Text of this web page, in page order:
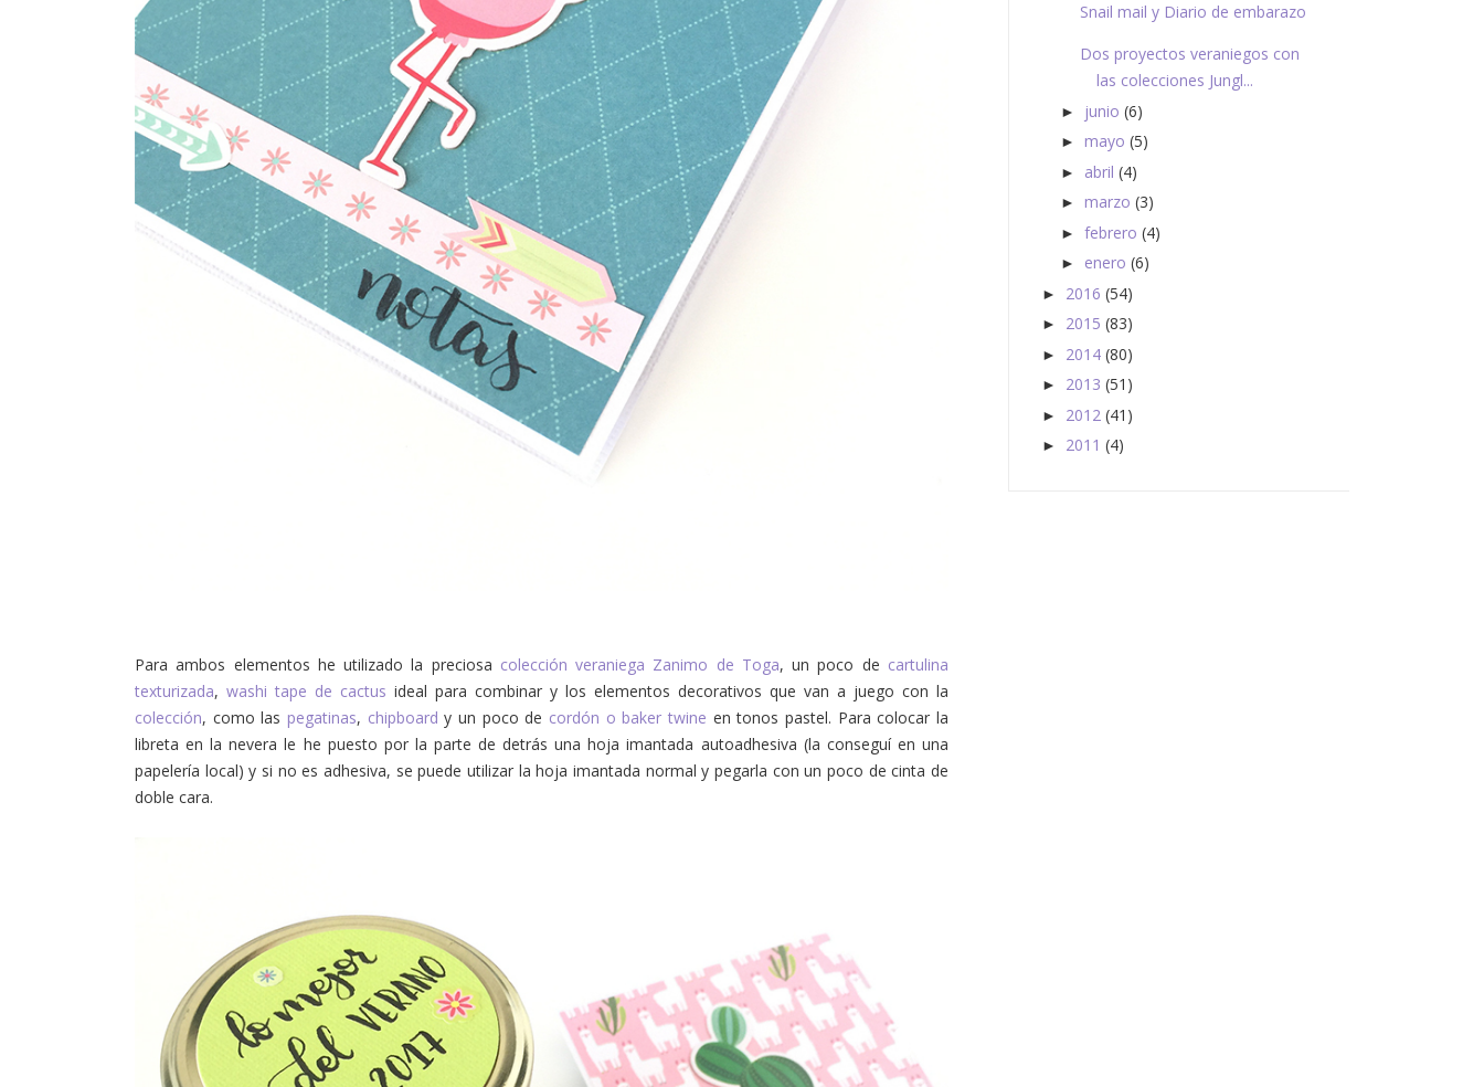
Para ambos elementos he utilizado la preciosa colección veraniega Zanimo de Toga, un poco de cartulina
texturizada, washi tape de cactus ideal para combinar y los elementos decorativos que van a juego con la
colección, como las pegatinas, chipboard y un poco de cordón o baker twine en tonos pastel. Para colocar la
libreta en la nevera le he puesto por la parte de detrás una hoja imantada autoadhesiva (la conseguí en una
papelería local) y si no es adhesiva, se puede utilizar la hoja imantada normal y pegarla con un poco de cinta de
doble cara.
Snail mail y Diario de embarazo
Dos proyectos veraniegos con
las colecciones Jungl...
► junio (6)
► mayo (5)
► abril (4)
► marzo (3)
► febrero (4)
► enero (6)
► 2016 (54)
► 2015 (83)
► 2014 (80)
► 2013 (51)
► 2012 (41)
► 2011 (4)